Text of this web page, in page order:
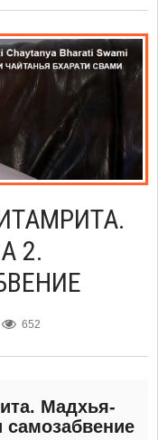
2.
652
Мадхья-
самозабвение